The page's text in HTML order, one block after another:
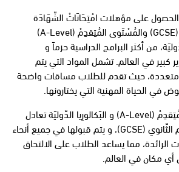
على مؤهلات امْتِحَانَاتْ الشّهَادَة
العَامة للتّعليم الثّانوي (GCSE) والمُسْتَوى المُتِقدِمْ (A-Level)
من أكثر البرامج الدراسية حزماً و
كبير في العالم. تشمل المواد التي يتم
متعددة، حيث تقدم للطلاب مساقات واضحة
في الحياة المهنية التي يختارونها.
إن شهادة المُسْتَوى المُتِقدِمْ (A-Level) و البَكالورِيا الدّوليَة تعادل
الشّهَادَة العَامة للتّعليم الثّانوي (GCSE)، و يتم قبولها في جميع أنحاء
الرائدة، مما يساعد الطلاب على الالتحاق
مكان في العالم.